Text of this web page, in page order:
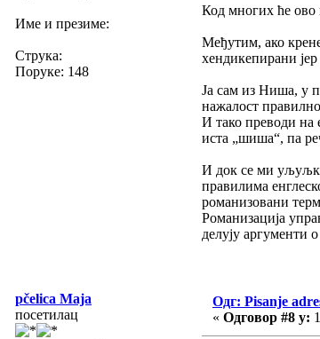
Име и презиме:
Струка:
Поруке: 148
Код многих ће ово
Међутим, ако
хендикепирани
Ја сам из Ниша, у
нажалост
И тако преводи на
иста „шиша“, па
И док се ми
правилима
романизовани
Романизација
делују аргументи
pčelica Maja
посетилац
Одг: Pisanje
« Одговор #8 у: